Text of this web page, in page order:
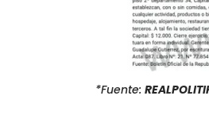
*Fuente: